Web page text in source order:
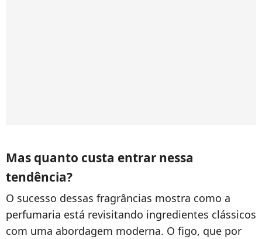
Mas quanto custa entrar nessa
tendência?
O sucesso dessas fragrâncias mostra como a
perfumaria está revisitando ingredientes clássicos
com uma abordagem moderna. O figo, que por